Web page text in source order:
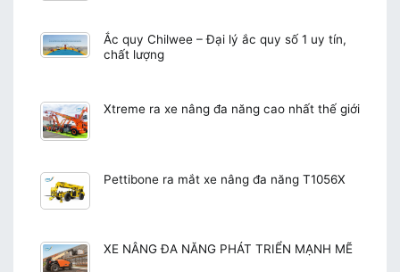
Ắc quy Chilwee – Đại lý ắc quy số 1 uy tín,
chất lượng
Xtreme ra xe nâng đa năng cao nhất thế giới
Pettibone ra mắt xe nâng đa năng T1056X
XE NÂNG ĐA NĂNG PHÁT TRIỂN MẠNH MẼ